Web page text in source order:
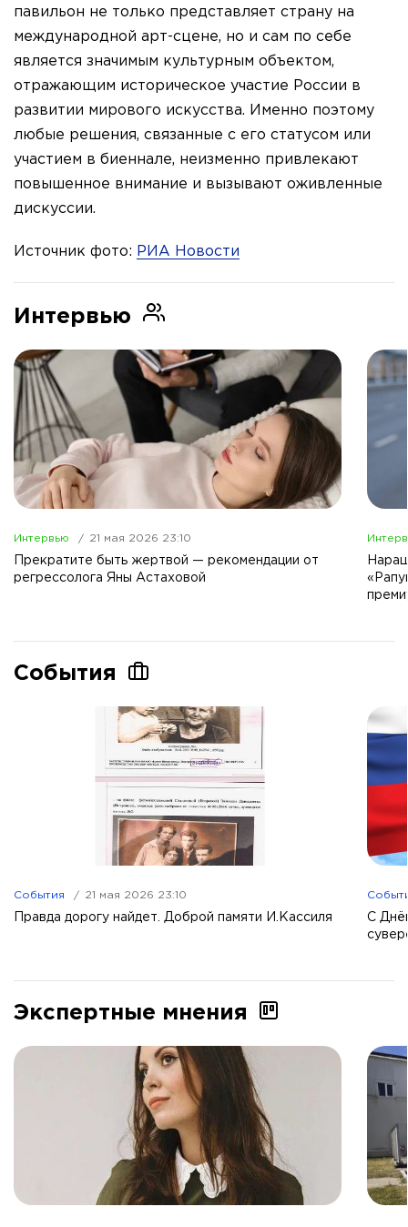
павильон не только представляет страну на
международной арт-сцене, но и сам по себе
является значимым культурным объектом,
отражающим историческое участие России в
развитии мирового искусства. Именно поэтому
любые решения, связанные с его статусом или
участием в биеннале, неизменно привлекают
повышенное внимание и вызывают оживленные
дискуссии.
Источник фото: РИА Новости
Интервью
Интервью 21 мая 2026 23:10
Прекратите быть жертвой — рекомендации от
регрессолога Яны Астаховой
События
События 21 мая 2026 23:10
Правда дорогу найдет. Доброй памяти И.Кассиля
С
Экспертные мнения